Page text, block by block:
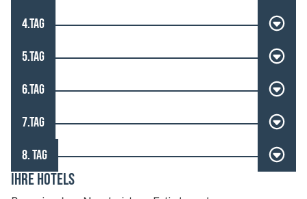
4.TAG
5.TAG
6.TAG
7.TAG
8. TAG
IHRE HOTELS